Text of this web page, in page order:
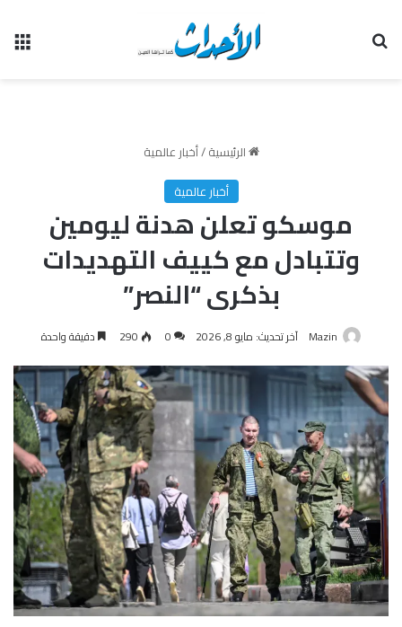
الرئيسية/أخبار عالمية
أخبار عالمية
موسكو تعلن هدنة ليومين
وتتبادل مع كييف التهديدات
بذكرى “النصر”
Mazin آخر تحديث: مايو 8, 2026 0
290 دقيقة واحدة